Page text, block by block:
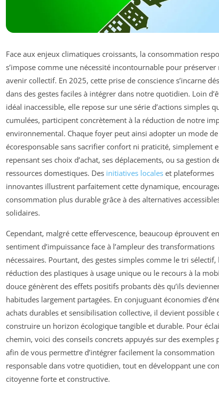
Face aux enjeux climatiques croissants, la consommation
s’impose comme une nécessité incontournable pour préserver
avenir collectif. En 2025, cette prise de conscience s’incarne
dans des gestes faciles à intégrer dans notre quotidien. Loin
idéal inaccessible, elle repose sur une série d’actions simples
cumulées, participent concrètement à la réduction de notre
environnemental. Chaque foyer peut ainsi adopter un mode
écoresponsable sans sacrifier confort ni praticité, simplement
repensant ses choix d’achat, ses déplacements, ou sa gestion
ressources domestiques. Des initiatives locales et plateformes
innovantes illustrent parfaitement cette dynamique,
consommation plus durable grâce à des alternatives
solidaires.
Cependant, malgré cette effervescence, beaucoup éprouvent
sentiment d’impuissance face à l’ampleur des transformations
nécessaires. Pourtant, des gestes simples comme le tri sélectif,
réduction des plastiques à usage unique ou le recours à la
douce génèrent des effets positifs probants dès qu’ils
habitudes largement partagées. En conjuguant économies
achats durables et sensibilisation collective, il devient possible
construire un horizon écologique tangible et durable. Pour
chemin, voici des conseils concrets appuyés sur des exemples
afin de vous permettre d’intégrer facilement la consommation
responsable dans votre quotidien, tout en développant une
citoyenne forte et constructive.